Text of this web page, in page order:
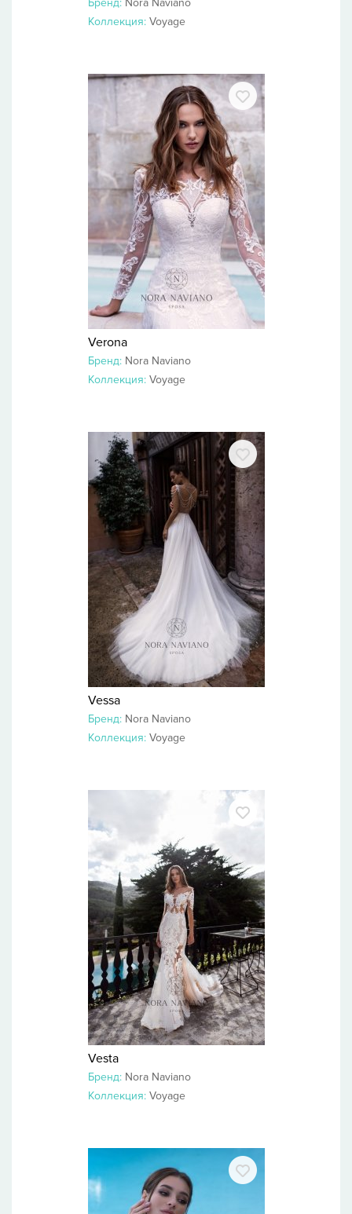
Бренд: Nora Naviano
Коллекция: Voyage
Verona
Бренд: Nora Naviano
Коллекция: Voyage
Vessa
Бренд: Nora Naviano
Коллекция: Voyage
Vesta
Бренд: Nora Naviano
Коллекция: Voyage